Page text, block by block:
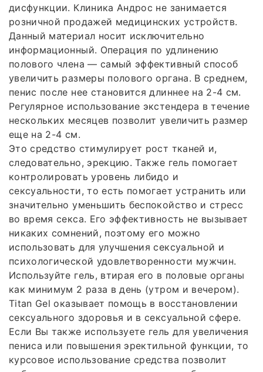
дисфункции. Клиника Андрос не занимается
розничной продажей медицинских устройств.
Данный материал носит исключительно
информационный. Операция по удлинению
полового члена — самый эффективный способ
увеличить размеры полового органа. В среднем,
пенис после нее становится длиннее на 2-4 см.
Регулярное использование экстендера в течение
нескольких месяцев позволит увеличить размер
еще на 2-4 см.
Это средство стимулирует рост тканей и,
следовательно, эрекцию. Также гель помогает
контролировать уровень либидо и
сексуальности, то есть помогает устранить или
значительно уменьшить беспокойство и стресс
во время секса. Его эффективность не вызывает
никаких сомнений, поэтому его можно
использовать для улучшения сексуальной и
психологической удовлетворенности мужчин.
Используйте гель, втирая его в половые органы
как минимум 2 раза в день (утром и вечером).
Titan Gel оказывает помощь в восстановлении
сексуального здоровья и в сексуальной сфере.
Если Вы также используете гель для увеличения
пениса или повышения эректильной функции, то
курсовое использование средства позволит